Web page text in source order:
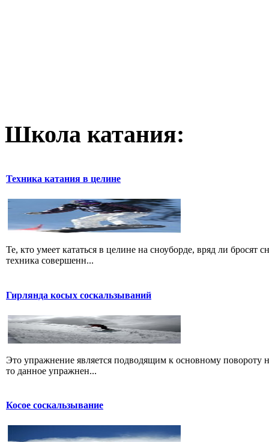
Школа катания:
Техника катания в целине
Те, кто умеет кататься в целине на сноуборде, вряд ли
техника совершенн...
Гирлянда косых соскальзываний
Это упражнение является подводящим к основному повороту
то данное упражнен...
Косое соскальзывание